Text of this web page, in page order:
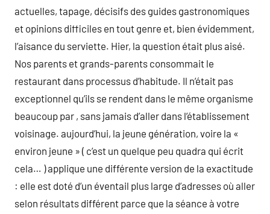
actuelles, tapage, décisifs des guides gastronomiques
et opinions difficiles en tout genre et, bien évidemment,
l’aisance du serviette. Hier, la question était plus aisé.
Nos parents et grands-parents consommait le
restaurant dans processus d’habitude. Il n’était pas
exceptionnel qu’ils se rendent dans le même organisme
beaucoup par , sans jamais d’aller dans l’établissement
voisinage. aujourd’hui, la jeune génération, voire la «
environ jeune » ( c’est un quelque peu quadra qui écrit
cela… ) applique une différente version de la exactitude
: elle est doté d’un éventail plus large d’adresses où aller
selon résultats différent parce que la séance à votre